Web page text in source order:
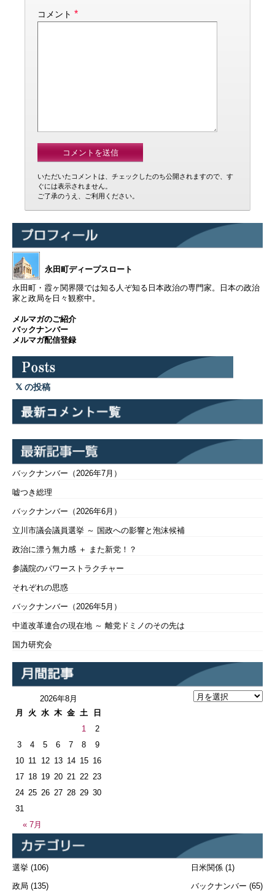
コメント *
いただいたコメントは、チェックしたのち公開されますので、す
ぐには表示されません。
ご了承のうえ、ご利用ください。
永田町ディープスロート
永田町・霞ヶ関界隈では知る人ぞ知る日本政治の専門家。日本の政治
家と政局を日々観察中。
メルマガのご紹介
バックナンバー
メルマガ配信登録
の投稿
バックナンバー（2026年7月）
嘘つき総理
バックナンバー（2026年6月）
立川市議会議員選挙 ～ 国政への影響と泡沫候補
政治に漂う無力感 ＋ また新党！？
参議院のパワーストラクチャー
それぞれの思惑
バックナンバー（2026年5月）
中道改革連合の現在地 ～ 離党ドミノのその先は
国力研究会
2026年8月
月
火 水 木 金 土 日
« 7月
1
2
3
4 5 6 7 8
9
10 11 12 13 14 15 16
17 18 19 20 21 22 23
24 25 26 27 28 29 30
31
選挙 (106)
政局 (135)
日米関係 (1)
バックナンバー (65)